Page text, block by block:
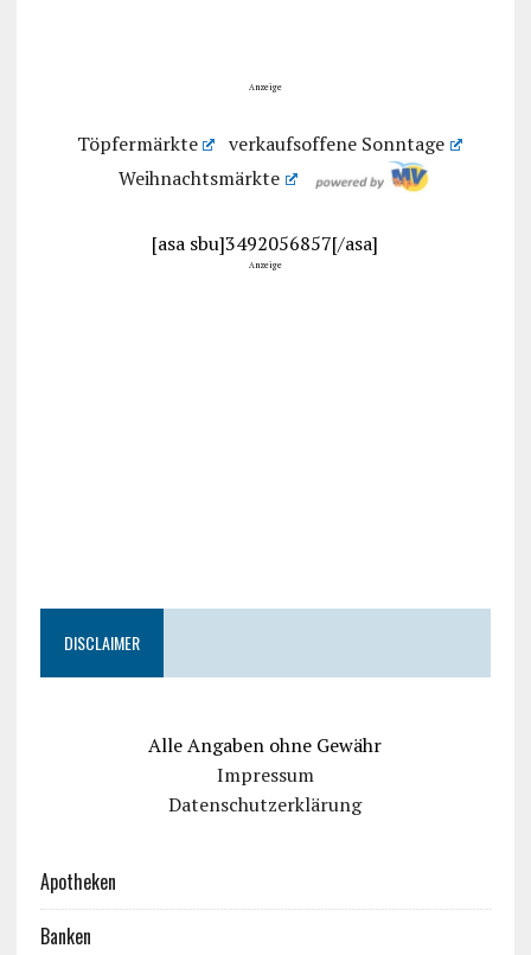
Anzeige
Töpfermärkte
verkaufsoffene Sonntage
Weihnachtsmärkte
[asa sbu]3492056857[/asa]
Anzeige
DISCLAIMER
Alle Angaben ohne Gewähr
Impressum
Datenschutzerklärung
Apotheken
Banken